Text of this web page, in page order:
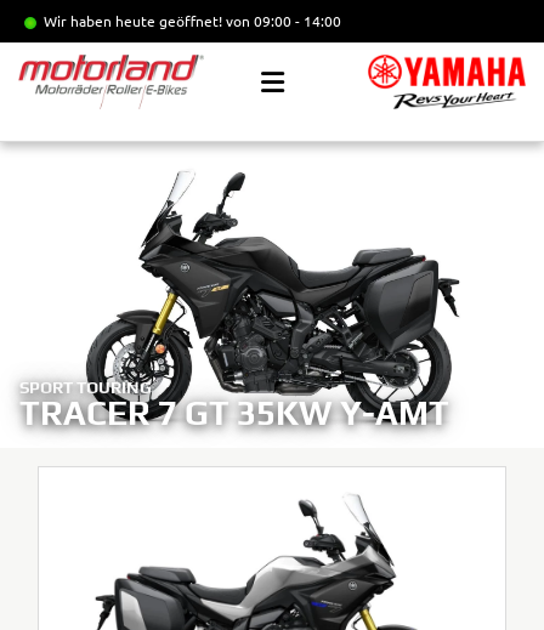
Wir haben heute geöffnet!von 09:00 - 14:00
SPORT TOURING
TRACER 7 GT 35KW Y-AMT